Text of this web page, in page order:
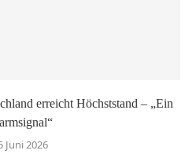
erreicht Höchststand – „Ein
Juni 2026